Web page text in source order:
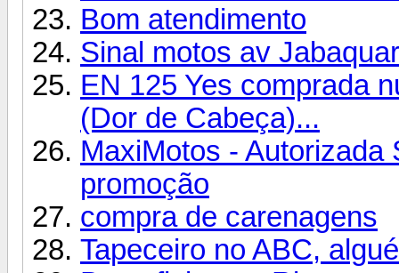
Bom atendimento
Sinal motos av
EN 125 Yes comprada
(Dor de Cabeça)...
MaxiMotos - Autorizada
promoção
compra de carenagens
Tapeceiro no ABC,